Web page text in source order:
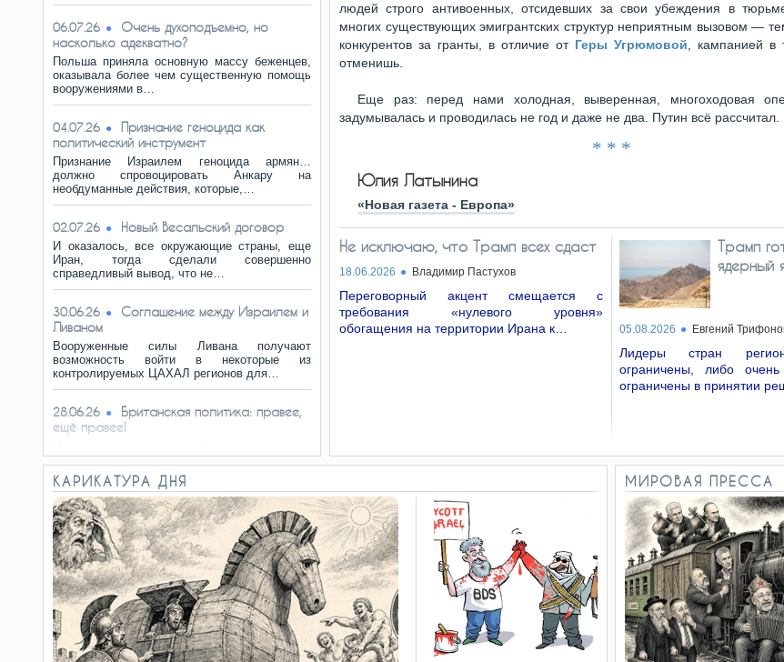
06.07.26
Очень духоподъемно, но
насколько адекватно?
Польша приняла основную массу беженцев,
оказывала более чем существенную помощь
вооружениями в…
04.07.26
Признание геноцида как
политический инструмент
Признание Израилем геноцида армян…
должно спровоцировать Анкару на
необдуманные действия, которые,…
02.07.26 Новый Весальский договор
И оказалось, все окружающие страны, еще
Иран, тогда сделали совершенно
справедливый вывод, что не…
30.06.26
Соглашение между Израилем и
Ливаном
Вооруженные силы Ливана получают
возможность войти в некоторые из
контролируемых ЦАХАЛ регионов для…
28.06.26
Британская политика: правее,
ещё правее!
которую заполнила Restore, возглавляемая
Лоу, бывшим…
26.06.26 Пожалуй, оно и хорошо
Сейчас в корейской печати всё чаще говорят
о том, что нынешние двадцатилетние
превращаются в…
24.06.26
Путин нервничает, но
продолжает затягивать войну
Не надо искать в позиции Путина никакого,
даже своеобразно понятого державного
интереса. По всем…
людей строго антивоенных, отсидевших за свои убеждения в
многих существующих эмигрантских структур неприятным вызовом —
конкурентов за гранты, в отличие от Геры Угрюмовой , кампанией в
отменишь.
Еще раз: перед нами холодная, выверенная, многоходовая
задумывалась и проводилась не год и даже не два. Путин всё рассчитал.
* * *
Юлия Латынина
«Новая газета - Европа»
Не исключаю, что Трамп всех сдаст
18.06.2026 Владимир Пастухов
Переговорный акцент смещается с
требования «нулевого уровня»
обогащения на территории Ирана к…
Трамп
ядерный
05.08.2026 Евгений
Лидеры стран
ограничены, либо очень
ограничены в принятии
КАРИКАТУРА ДНЯ МИРОВАЯ ПРЕССА